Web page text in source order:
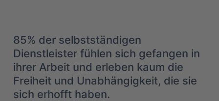
85% der selbstständigen
Dienstleister fühlen sich gefangen in
ihrer Arbeit und erleben kaum die
Freiheit und Unabhängigkeit, die sie
sich erhofft haben.